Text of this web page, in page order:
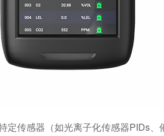
传感器（如光离子化传感器PIDs、